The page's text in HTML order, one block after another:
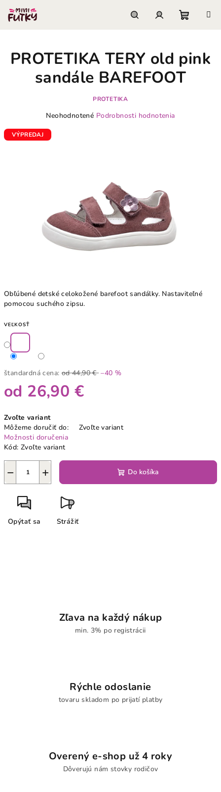
obsah
košík
Obľúbené detské celokožené barefoot sandálky. Nastaviteľné
pomocou suchého zipsu.
VEĽKOSŤ
štandardná cena: od 44,90 € –40 %
od 26,90 €
cena:
Zvoľte variant
Môžeme doručiť do:
Zvoľte variant
Možnosti doručenia
Kód: Zvoľte variant
+
− Do košíka
Opýtať sa Strážiť
PROTETIKA TERY old pink
sandále BAREFOOT
PROTETIKA
Priemerné
produktu
Neohodnotené Podrobnosti hodnotenia
VÝPREDAJ
Zľava na každý nákup
min. 3% po registrácii
Rýchle odoslanie
tovaru skladom po prijatí platby
Overený e-shop už 4 roky
Dôverujú nám stovky rodičov